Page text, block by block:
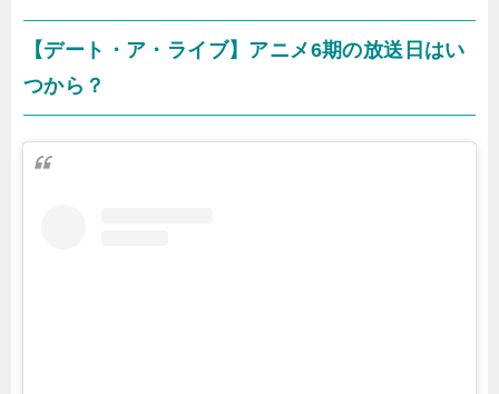
【デート・ア・ライブ】アニメ6期の放送日はい
つから？